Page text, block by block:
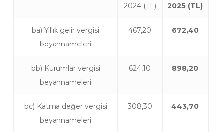
2024 (TL) 2025 (TL)
ba) Yıllık gelir vergisi
beyannameleri
467,20 672,40
bb) Kurumlar vergisi
beyannameleri
624,10 898,20
bc) Katma değer vergisi
beyannameleri
308,30 443,70